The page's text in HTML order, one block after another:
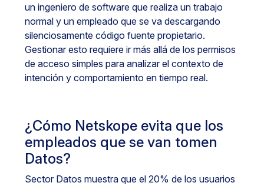
un ingeniero de software que realiza un trabajo
normal y un empleado que se va descargando
silenciosamente código fuente propietario.
Gestionar esto requiere ir más allá de los permisos
de acceso simples para analizar el contexto de
intención y comportamiento en tiempo real.
¿Cómo Netskope evita que los
empleados que se van tomen
Datos?
Sector Datos muestra que el 20% de los usuarios